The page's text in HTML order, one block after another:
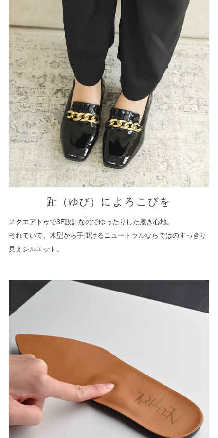
趾 （ゆび） によろこびを
スクエアトゥで3E設計なのでゆったりした履き心地。
それでいて、木型から手掛けるニュートラルならではのすっきり
見えシルエット。